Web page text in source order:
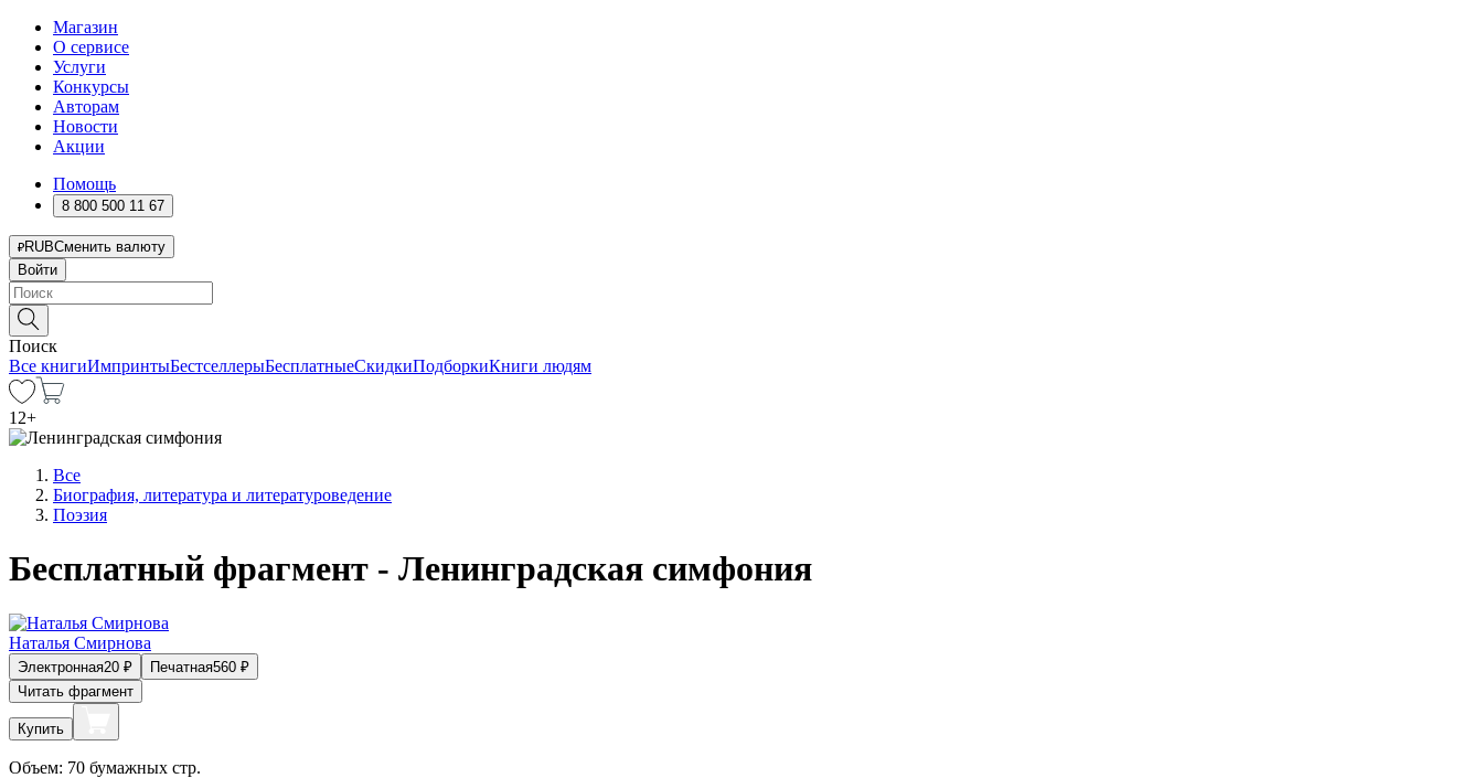
Магазин
О сервисе
Услуги
Конкурсы
Авторам
Новости
Акции
Помощь
8 800 500 11 67
RUBСменить валюту
Войти
Поиск
Все книгиИмпринтыБестселлерыБесплатныеСкидкиПодборкиКниги людям
12+
Все
Биография, литература и литературоведение
Поэзия
Бесплатный фрагмент - Ленинградская симфония
Наталья Смирнова
Электронная20 ₽ Печатная560 ₽
Читать фрагмент
Купить
Объем: 70 бумажных стр.